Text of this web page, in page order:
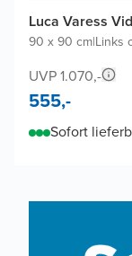
Luca Varess
90 x 90 cm|Links
UVP 1.070,-
555,-
Sofort